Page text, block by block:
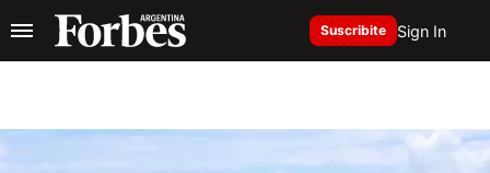
Suscribite Sign In